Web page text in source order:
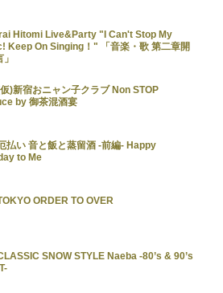
Hitomi Live&Party "I Can't Stop My
Keep On Singing！" 「音楽・歌 第二章開
)新宿おニャン子クラブ Non STOP
by 御茶混酒宴
払い 音と飯と蒸留酒 -前編- Happy
to Me
ORDER TO OVER
SNOW STYLE Naeba -80’s & 90’s